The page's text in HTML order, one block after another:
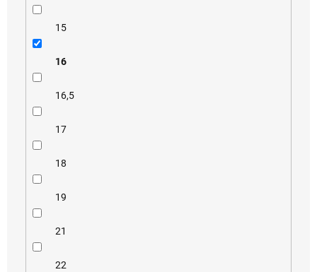
15
16
16,5
17
18
19
21
22